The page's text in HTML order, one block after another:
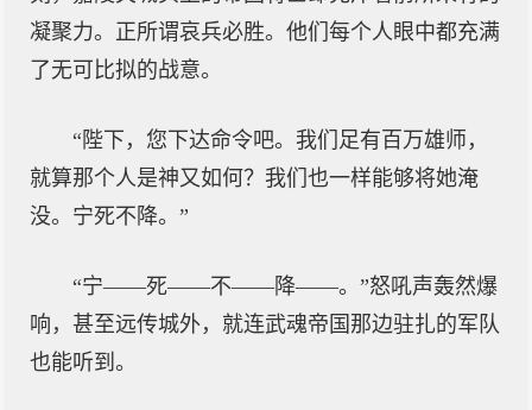
凝聚力。正所谓哀兵必胜。他们每个人眼中都充满
了无可比拟的战意。
“陛下，您下达命令吧。我们足有百万雄师，
就算那个人是神又如何？我们也一样能够将她淹
没。宁死不降。”
“宁——死——不——降——。”怒吼声轰然爆
响，甚至远传城外，就连武魂帝国那边驻扎的军队
也能听到。